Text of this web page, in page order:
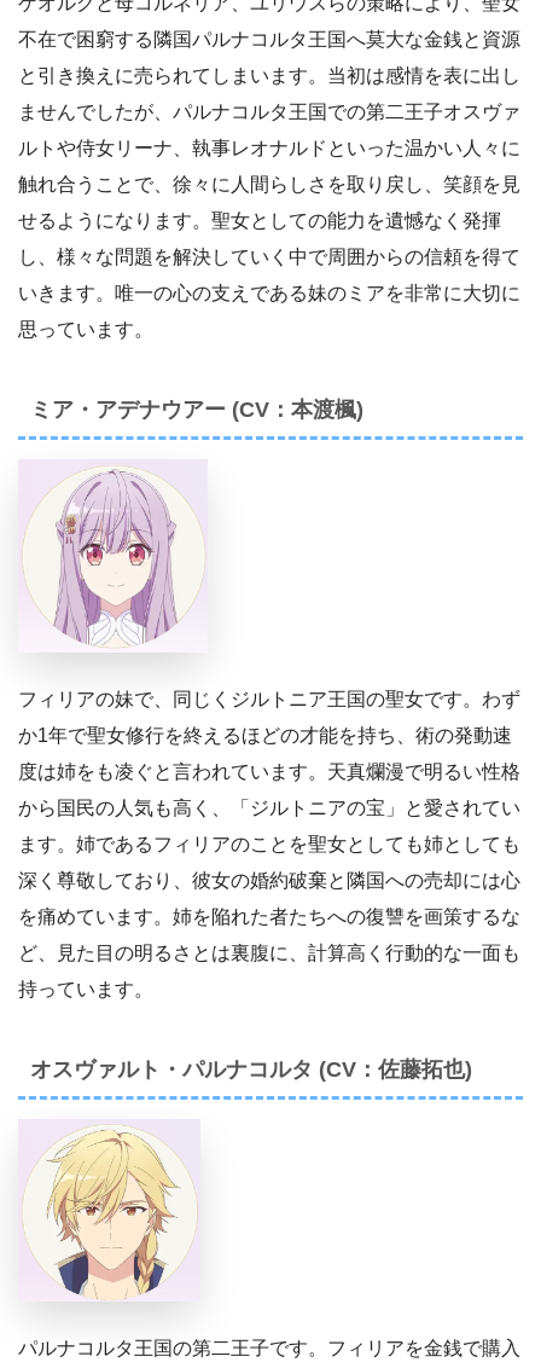
不在で困窮する隣国パルナコルタ王国へ莫大な金銭と資源
と引き換えに売られてしまいます。当初は感情を表に出し
ませんでしたが、パルナコルタ王国での第二王子オスヴァ
ルトや侍女リーナ、執事レオナルドといった温かい人々に
触れ合うことで、徐々に人間らしさを取り戻し、笑顔を見
せるようになります。聖女としての能力を遺憾なく発揮
し、様々な問題を解決していく中で周囲からの信頼を得て
いきます。唯一の心の支えである妹のミアを非常に大切に
思っています。
ミア・アデナウアー (CV：本渡楓)
フィリアの妹で、同じくジルトニア王国の聖女です。わず
か1年で聖女修行を終えるほどの才能を持ち、術の発動速
度は姉をも凌ぐと言われています。天真爛漫で明るい性格
から国民の人気も高く、「ジルトニアの宝」と愛されてい
ます。姉であるフィリアのことを聖女としても姉としても
深く尊敬しており、彼女の婚約破棄と隣国への売却には心
を痛めています。姉を陥れた者たちへの復讐を画策するな
ど、見た目の明るさとは裏腹に、計算高く行動的な一面も
持っています。
オスヴァルト・パルナコルタ (CV：佐藤拓也)
パルナコルタ王国の第二王子です。フィリアを金銭で購入